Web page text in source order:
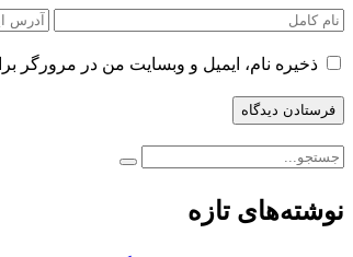
ذخیره نام، ایمیل و وبسایت من در مرورگر
نوشته‌های تازه